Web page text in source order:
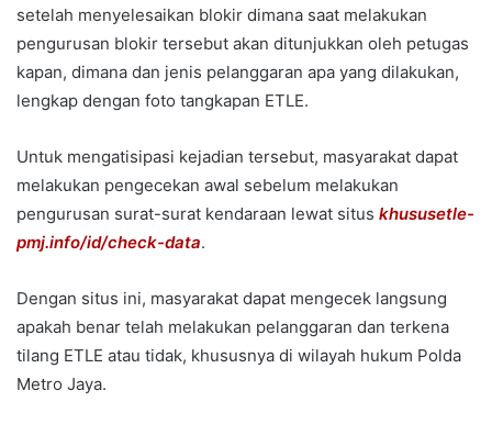
setelah menyelesaikan blokir dimana saat melakukan
pengurusan blokir tersebut akan ditunjukkan oleh petugas
kapan, dimana dan jenis pelanggaran apa yang dilakukan,
lengkap dengan foto tangkapan ETLE.
Untuk mengatisipasi kejadian tersebut, masyarakat dapat
melakukan pengecekan awal sebelum melakukan
pengurusan surat-surat kendaraan lewat situs khususetle-
pmj.info/id/check-data.
Dengan situs ini, masyarakat dapat mengecek langsung
apakah benar telah melakukan pelanggaran dan terkena
tilang ETLE atau tidak, khususnya di wilayah hukum Polda
Metro Jaya.